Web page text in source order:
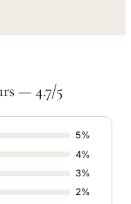
— 4.7/5
5%
4%
3%
2%